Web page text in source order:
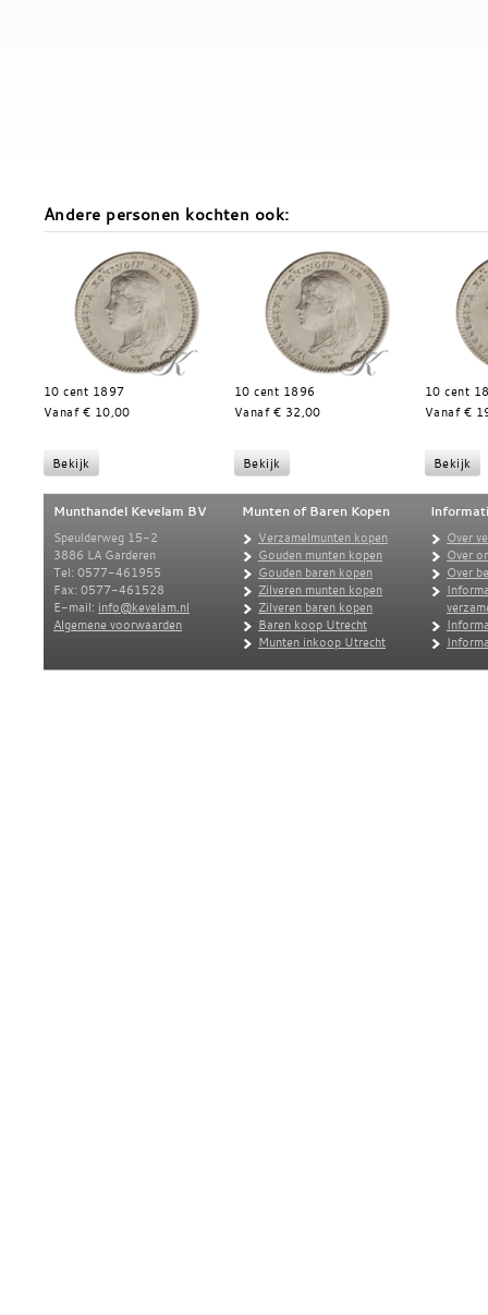
Andere personen kochten ook:
10 cent 1897
Vanaf € 10,00
10 cent 1896
Vanaf € 32,00
10 cent
Vanaf €
Munthandel Kevelam BV
Speulderweg 15-2
3886 LA Garderen
Tel: 0577-461955
Fax: 0577-461528
E-mail: info@kevelam.nl
Algemene voorwaarden
Munten of Baren Kopen
Verzamelmunten kopen
Gouden munten kopen
Gouden baren kopen
Zilveren munten kopen
Zilveren baren kopen
Baren koop Utrecht
Munten inkoop Utrecht
Over
Over
Over